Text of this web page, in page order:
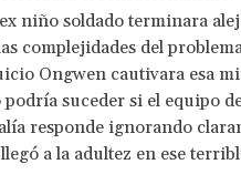
niño soldado terminara
complejidades del
Ongwen cautivara esa
podría suceder si el equipo
responde ignorando
a la adultez en ese